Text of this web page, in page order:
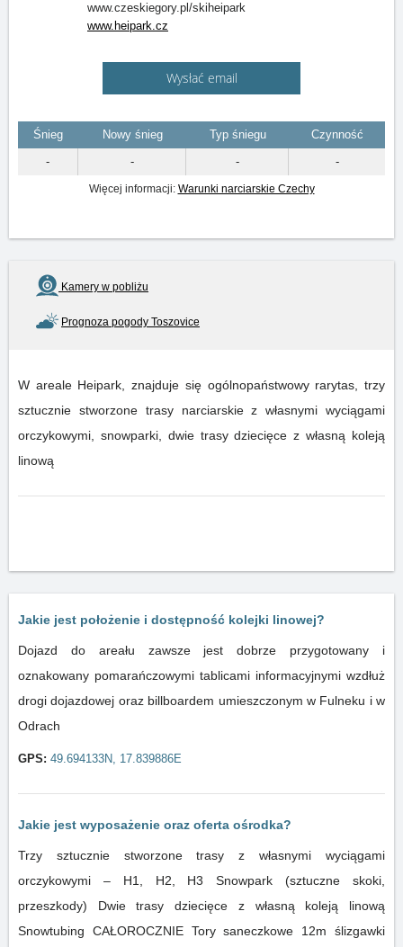
www.czeskiegory.pl/skiheipark
www.heipark.cz
Wysłać email
Śnieg Nowy śnieg Typ śniegu
Czynność
-
- - -
Więcej informacji: Warunki narciarskie Czechy
Kamery w pobliżu
Prognoza pogody Toszovice
W areale Heipark, znajduje się ogólnopaństwowy rarytas, trzy
sztucznie stworzone trasy narciarskie z własnymi wyciągami
orczykowymi, snowparki, dwie trasy dziecięce z własną koleją
linową
Jakie jest położenie i dostępność kolejki linowej?
Dojazd do areału zawsze jest dobrze przygotowany i
oznakowany pomarańczowymi tablicami informacyjnymi wzdłuż
drogi dojazdowej oraz billboardem umieszczonym w Fulneku i w
Odrach
GPS: 49.694133N, 17.839886E
Jakie jest wyposażenie oraz oferta ośrodka?
Trzy sztucznie stworzone trasy z własnymi wyciągami
orczykowymi – H1, H2, H3 Snowpark (sztuczne skoki,
przeszkody) Dwie trasy dziecięce z własną koleją linową
Snowtubing CAŁOROCZNIE Tory saneczkowe 12m ślizgawki